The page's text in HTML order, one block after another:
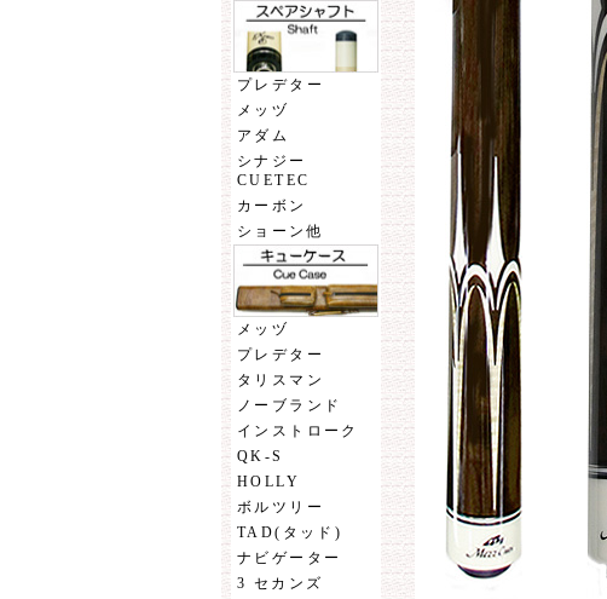
プレデター
メッヅ
アダム
シナジー
CUETEC
カーボン
ショーン他
メッヅ
プレデター
タリスマン
ノーブランド
インストローク
QK-S
HOLLY
ボルツリー
TAD(タッド)
ナビゲーター
3 セカンズ